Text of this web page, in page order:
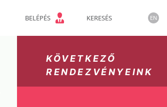
BELÉPÉS KERESÉS EN
KÖVETKEZŐ
RENDEZVÉNYEINK